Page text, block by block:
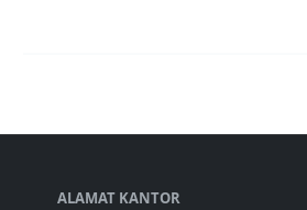
ALAMAT KANTOR